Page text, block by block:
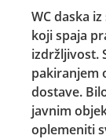
WC daska
koji spaja
izdržljivost.
pakiranjem
dostave.
javnim
oplemeniti